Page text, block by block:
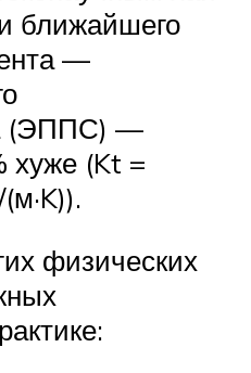
ближайшего
—
(ЭППС) —
хуже (Kt =
физических